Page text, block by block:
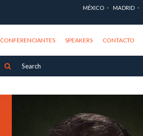
MÉXICO MADRID
SPEAKERS CONTACTO